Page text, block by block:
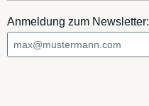
Anmeldung zum Newsletter: